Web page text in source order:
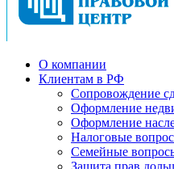
О компании
Клиентам в РФ
Cопровождение
Оформление
Оформление
Налоговые
Семейные
Защита прав